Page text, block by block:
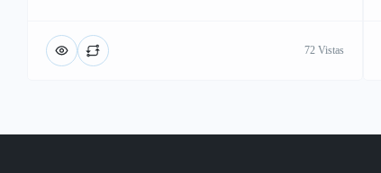
72 Vistas